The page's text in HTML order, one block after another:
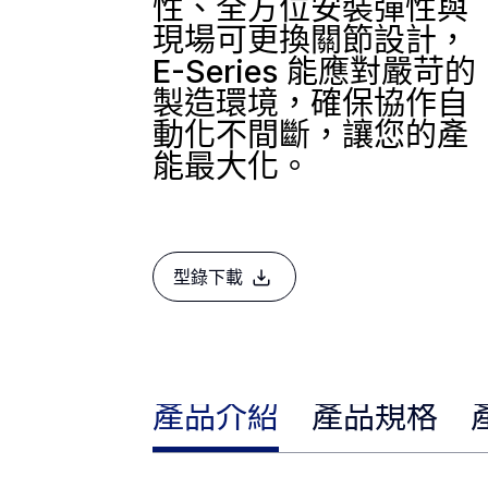
性、全方位安裝彈性與
現場可更換關節設計，
E-Series 能應對嚴苛的
製造環境，確保協作自
動化不間斷，讓您的產
能最大化。
型錄下載
產品介紹 產品規格